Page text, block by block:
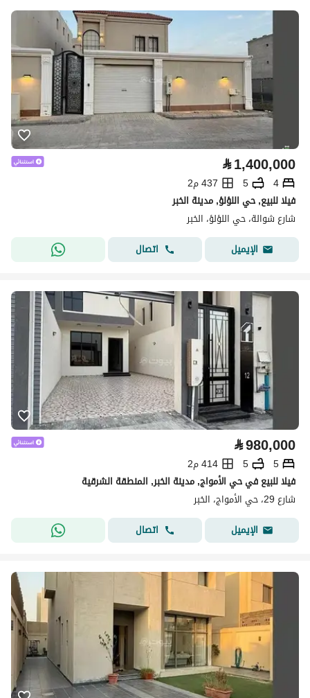
⃁1,400,000
4
5
437 م2
فيلا للبيع, حي اللؤلؤ, مدينة الخبر
شارع شوالة، حي اللؤلؤ، الخبر
الإيميل
اتصال
⃁980,000
5
5
414 م2
فيلا للبيع في حي الأمواج, مدينة الخبر, المنطقة الشرقية
شارع 29، حي الأمواج، الخبر
الإيميل
اتصال